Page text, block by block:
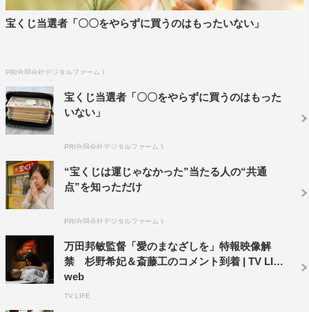
んにひっかかる、消化できない、胃の中に腸の中に残る違
和感みたいなものを持ち帰る帰り道が、一番の映画体験だ
また斎藤は、仲村と念願の共演だったそうで、「デビュー
当時、仲村さんの幼少期を演じさせて頂いたことがあった
んですが、その時『UNloved』が公開して数年後で、その
その後にトオルさんにお会いできたので、僕とトオルさん
とは、”開口一番万田さんのお名前を出した”という出会い
でした」と二人と万田監督との特別な縁を話した。
貴志の6年前に死んだ妻役を演じた中村も仲村の優しさに
触れたといい、「綾子の触れ方も、繊細に触れる方だと思
いましたし、今回初めてお会いした時に、『僕は共演する
方のことをWikipediaで調べる』と教えてくださって、私
宝くじ当選者「〇〇をやらずに買うのはもったいない」
PR(合同会社デジタルファーム )
宝くじ当選者「〇〇をやらずに買うのはもった
いない」
PR(合同会社デジタルファーム )
“宝くじは運じゃなかった”当たる人の“共通
点”を知っただけ
PR(合同会社デジタルファーム )
万田邦敏監督「愛のまなざしを」特報映像解
禁 杉野希妃＆斎藤工のコメント到着 | TV LIFE
web
TV LIFE